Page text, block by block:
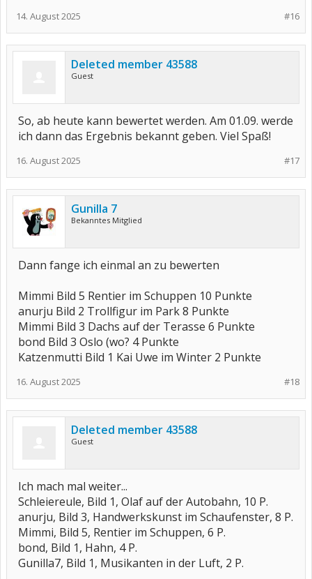
#16
14. August 2025
Deleted member 43588
Guest
So, ab heute kann bewertet werden. Am 01.09. werde
ich dann das Ergebnis bekannt geben. Viel Spaß!
#17
16. August 2025
Gunilla 7
Bekanntes Mitglied
Dann fange ich einmal an zu bewerten
Mimmi Bild 5 Rentier im Schuppen 10 Punkte
anurju Bild 2 Trollfigur im Park 8 Punkte
Mimmi Bild 3 Dachs auf der Terasse 6 Punkte
bond Bild 3 Oslo (wo? 4 Punkte
Katzenmutti Bild 1 Kai Uwe im Winter 2 Punkte
#18
16. August 2025
Deleted member 43588
Guest
Ich mach mal weiter...
Schleiereule, Bild 1, Olaf auf der Autobahn, 10 P.
anurju, Bild 3, Handwerkskunst im Schaufenster, 8 P.
Mimmi, Bild 5, Rentier im Schuppen, 6 P.
bond, Bild 1, Hahn, 4 P.
Gunilla7, Bild 1, Musikanten in der Luft, 2 P.